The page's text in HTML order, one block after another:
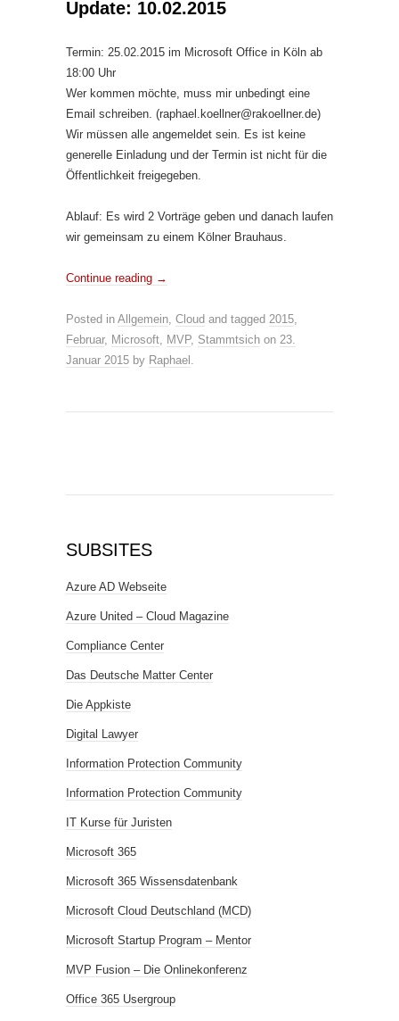
Update: 10.02.2015
Termin: 25.02.2015 im Microsoft Office in Köln ab
18:00 Uhr
Wer kommen möchte, muss mir unbedingt eine
Email schreiben. (raphael.koellner@rakoellner.de)
Wir müssen alle angemeldet sein. Es ist keine
generelle Einladung und der Termin ist nicht für die
Öffentlichkeit freigegeben.
Ablauf: Es wird 2 Vorträge geben und danach laufen
wir gemeinsam zu einem Kölner Brauhaus.
Continue reading →
Posted in Allgemein, Cloud and tagged 2015,
Februar, Microsoft, MVP, Stammtsich on 23.
Januar 2015 by Raphael .
SUBSITES
Azure AD Webseite
Azure United – Cloud Magazine
Compliance Center
Das Deutsche Matter Center
Die Appkiste
Digital Lawyer
Information Protection Community
Information Protection Community
IT Kurse für Juristen
Microsoft 365
Microsoft 365 Wissensdatenbank
Microsoft Cloud Deutschland (MCD)
Microsoft Startup Program – Mentor
MVP Fusion – Die Onlinekonferenz
Office 365 Usergroup